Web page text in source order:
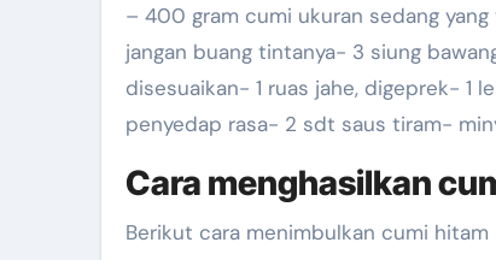
– 400 gram cumi ukuran sedang
jangan buang tintanya- 3 siung
disesuaikan- 1 ruas jahe, digeprek- 1
penyedap rasa- 2 sdt saus tiram-
Cara menghasilkan
Berikut cara menimbulkan cumi hitam